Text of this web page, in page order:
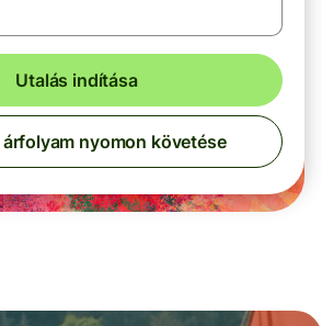
Utalás indítása
nyomon követése